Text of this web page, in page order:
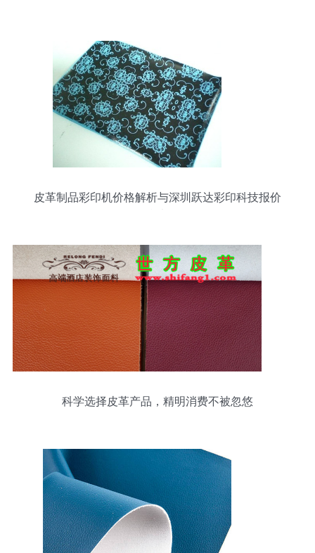
皮革制品彩印机价格解析与深圳跃达彩印科技报价
科学选择皮革产品，精明消费不被忽悠